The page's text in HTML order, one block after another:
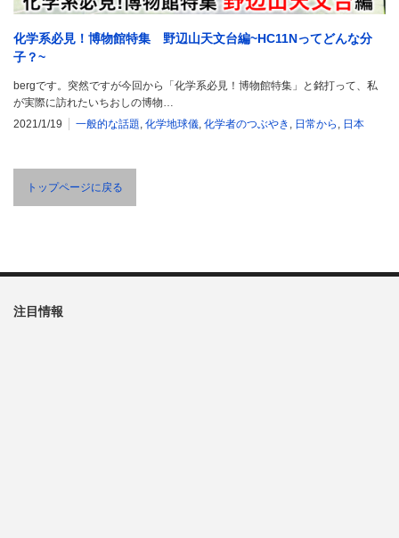
化学系必見！博物館特集 野辺山天文台編~HC11Nってどんな分
子？~
bergです。突然ですが今回から「化学系必見！博物館特集」と銘打って、私
が実際に訪れたいちおしの博物…
2021/1/19
一般的な話題 化学地球儀 化学者のつぶやき 日常から 日本
トップページに戻る
注目情報